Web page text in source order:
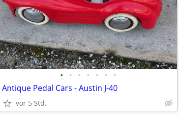
• • • • • • •
Antique Pedal Cars - Austin J-40
vor 5 Std.